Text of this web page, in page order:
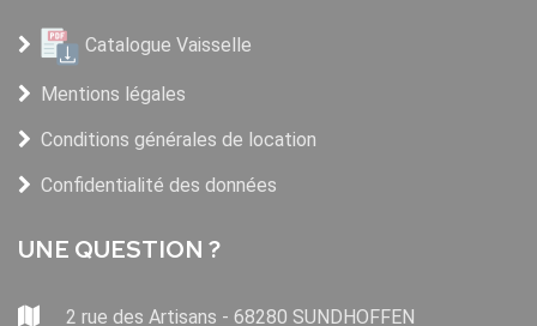
Catalogue Vaisselle
Mentions légales
Conditions générales de location
Confidentialité des données
UNE QUESTION ?
2 rue des Artisans - 68280 SUNDHOFFEN